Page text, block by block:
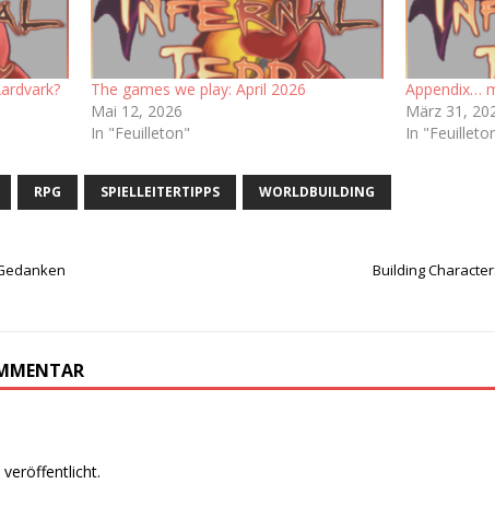
The games we play: April 2026
Mai 12, 2026
In "Feuilleton"
Appendix…
März 31,
In
RPG SPIELLEITERTIPPS WORLDBUILDING
Building
veröffentlicht.